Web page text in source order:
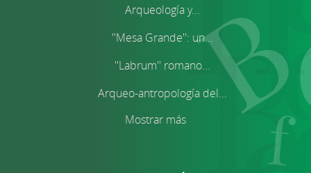
Arqueología y...
''Mesa Grande'': un...
''Labrum'' romano...
Arqueo-antropología del...
Mostrar más